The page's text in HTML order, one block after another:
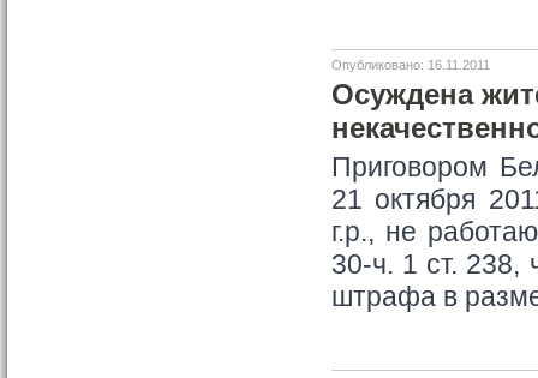
Опубликовано: 16.11.2011
Осуждена
Приговором
21 октября
г.р., не
30-ч. 1 ст.
штрафа в